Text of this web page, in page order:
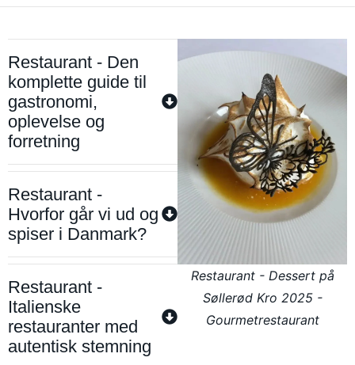
Restaurant - Den
komplette guide til
gastronomi,
oplevelse og
forretning
Restaurant -
Hvorfor går vi ud og
spiser i Danmark?
Restaurant -
Italienske
restauranter med
autentisk stemning
Restaurant - Dessert på
Søllerød Kro 2025 -
Gourmetrestaurant